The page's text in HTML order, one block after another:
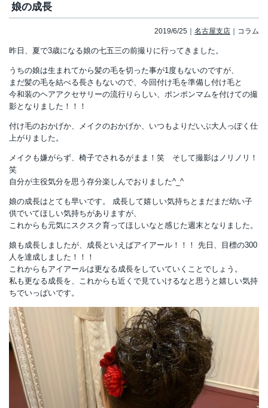
娘の成長
2019/6/25 名古屋支店 コラム
昨日、夏で3歳になる娘の七五三の前撮りに行ってきました。
うちの娘は生まれてから髪の毛を切った事が1度もないのですが、
まだ髪の毛を結べる長さもないので、今回付け毛を準備し付け毛と
今和装のヘアアクセサリーの流行りらしい、ポンポンマムを付けての撮
影となりました！！！
付け毛のおかげか、メイクのおかげか、いつもよりだいぶ大人っぽく仕
上がりました。
メイクも嫌がらず、椅子でされるがまま！笑 そして撮影はノリノリ！
笑
自分が主役気分を思う存分楽しんでおりました^_^
娘の成長はとても早いです。 成長して嬉しい気持ちとまだまだ幼い子
供でいてほしい気持ちがありますが、
これからも元気にスクスク育ってほしいなと感じた週末となりました。
娘も成長しましたが、成長といえばアイアール！！！ 先日、目標の300
人を達成しました！！！
これからもアイアールは更なる成長をしていていくことでしょう。
私も更なる成長を、これからも近くで見ていけるなと思うと嬉しい気持
ちでいっぱいです。